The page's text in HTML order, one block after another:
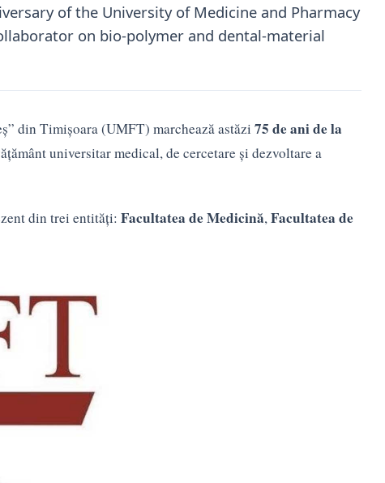
of the University of Medicine and Pharmacy
on bio-polymer and dental-material
din Timișoara (UMFT) marchează astăzi 75 de ani de la
universitar medical, de cercetare și dezvoltare a
din trei entități: Facultatea de Medicină, Facultatea de